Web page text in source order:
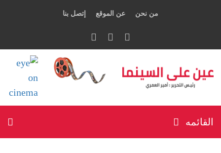
من نحن عن الموقع إتصل بنا
القائمه